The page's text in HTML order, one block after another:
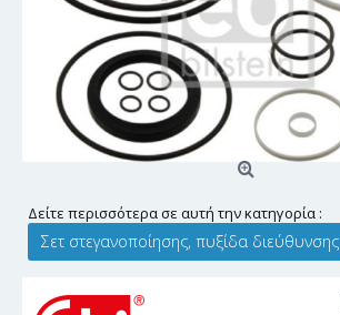
Δείτε περισσότερα σε αυτή την κατηγορία :
Σετ στεγανοποίησης, πυξίδα διεύθυνσης